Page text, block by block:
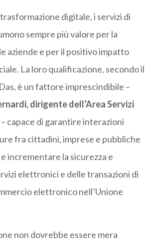
digitale, i servizi di
sempre più valore per la
aziende e per il positivo impatto
La loro qualificazione, secondo il
è un fattore imprescindibile –
dirigente dell’Area Servizi
– capace di garantire interazioni
fra cittadini, imprese e pubbliche
incrementare la sicurezza e
elettronici e delle transazioni di
elettronico nell’Unione
non dovrebbe essere mera